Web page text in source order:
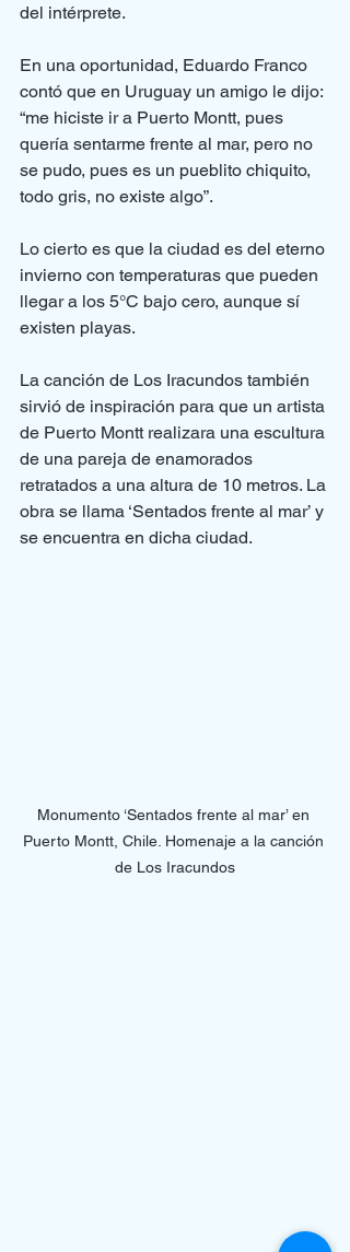
del intérprete.
En una oportunidad, Eduardo Franco
contó que en Uruguay un amigo le dijo:
“me hiciste ir a Puerto Montt, pues
quería sentarme frente al mar, pero no
se pudo, pues es un pueblito chiquito,
todo gris, no existe algo”.
Lo cierto es que la ciudad es del eterno
invierno con temperaturas que pueden
llegar a los 5°C bajo cero, aunque sí
existen playas.
La canción de Los Iracundos también
sirvió de inspiración para que un artista
de Puerto Montt realizara una escultura
de una pareja de enamorados
retratados a una altura de 10 metros. La
obra se llama ‘Sentados frente al mar’ y
se encuentra en dicha ciudad.
Monumento ‘Sentados frente al mar’ en
Puerto Montt, Chile. Homenaje a la canción
de Los Iracundos